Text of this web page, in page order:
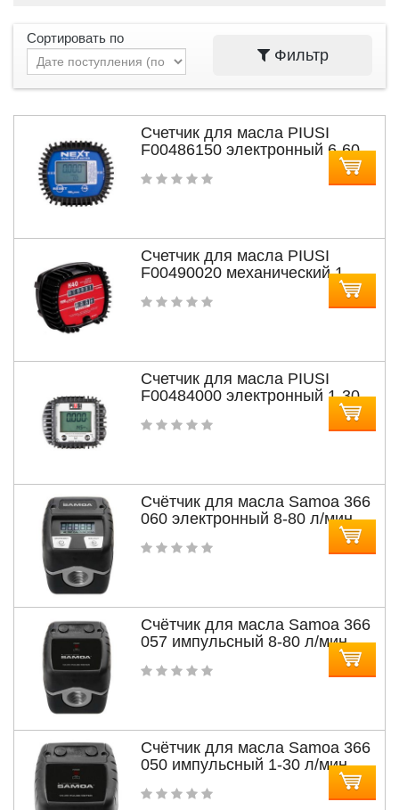
Сортировать по
Фильтр
Счетчик для масла PIUSI
F00486150 электронный 6-60
Счетчик для масла PIUSI
F00490020 механический 1-
Счетчик для масла PIUSI
F00484000 электронный 1-30
Счётчик для масла Samoa 366
060 электронный 8-80 л/мин
Счётчик для масла Samoa 366
057 импульсный 8-80 л/мин
Счётчик для масла Samoa 366
050 импульсный 1-30 л/мин